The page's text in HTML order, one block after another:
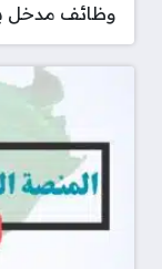
وظائف مدخل